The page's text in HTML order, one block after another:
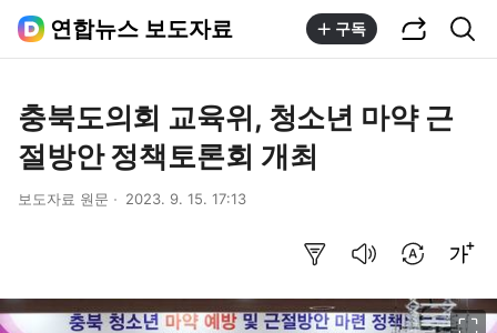
연합뉴스 보도자료 구독
충북도의회 교육위, 청소년 마약 근
절방안 정책토론회 개최
보도자료 원문 2023. 9. 15. 17:13